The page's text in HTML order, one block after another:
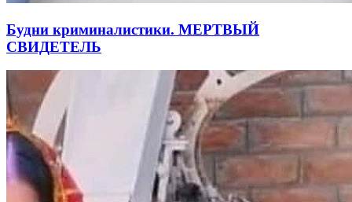
Будни криминалистики. МЕРТВЫЙ
СВИДЕТЕЛЬ